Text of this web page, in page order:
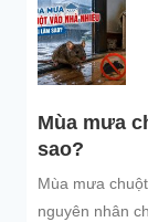
đình và đón
Mùa mưa
sao?
Mùa mưa
nguyên nhân